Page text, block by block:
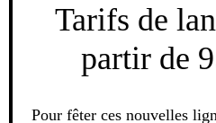
Tarifs de
partir de
Pour fêter ces nouvelles